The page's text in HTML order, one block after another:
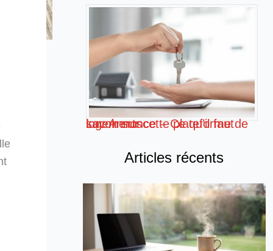
Loc Annonce – Ce qu’il faut savoir sur cette plateforme de logements
Articles récents